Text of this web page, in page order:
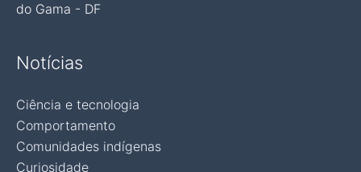
do Gama - DF
Notícias
Ciência e tecnologia
Comportamento
Comunidades indígenas
Curiosidade